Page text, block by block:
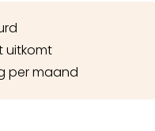
uitkomt
per maand